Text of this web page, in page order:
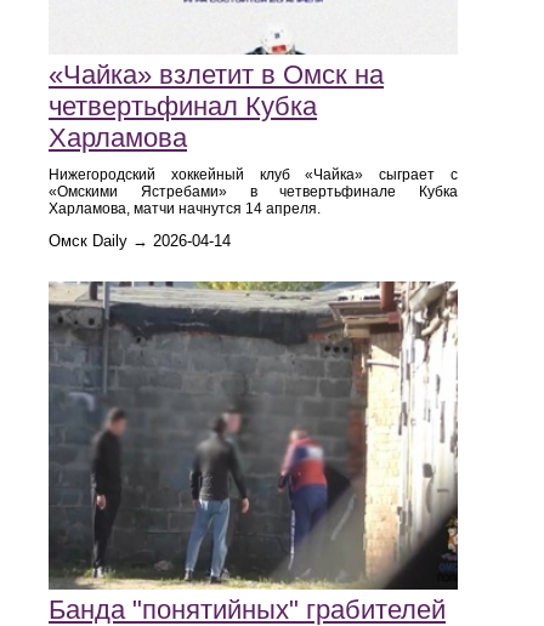
«Чайка» взлетит в Омск на
четвертьфинал Кубка
Харламова
Нижегородский хоккейный клуб «Чайка» сыграет с
«Омскими Ястребами» в четвертьфинале Кубка
Харламова, матчи начнутся 14 апреля.
Омск Daily → 2026-04-14
Банда "понятийных" грабителей